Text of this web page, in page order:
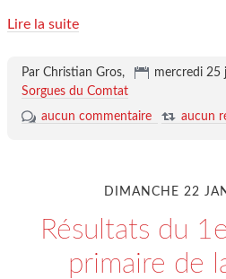
Lire la suite
Par Christian Gros, mercredi 25
Sorgues du Comtat
aucun commentaire
aucun
DIMANCHE 22
Résultats du
primaire de